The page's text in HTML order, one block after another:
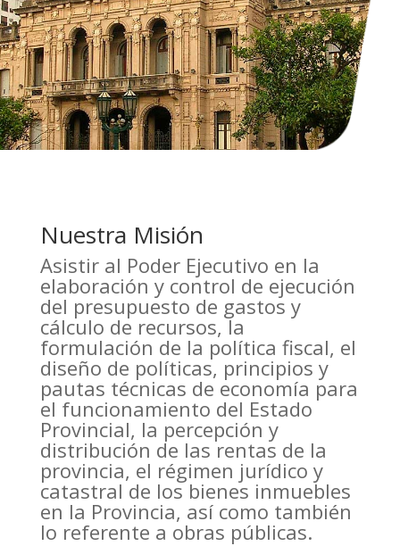
Nuestra Misión
Asistir al Poder Ejecutivo en la
elaboración y control de ejecución
del presupuesto de gastos y
cálculo de recursos, la
formulación de la política fiscal, el
diseño de políticas, principios y
pautas técnicas de economía para
el funcionamiento del Estado
Provincial, la percepción y
distribución de las rentas de la
provincia, el régimen jurídico y
catastral de los bienes inmuebles
en la Provincia, así como también
lo referente a obras públicas.